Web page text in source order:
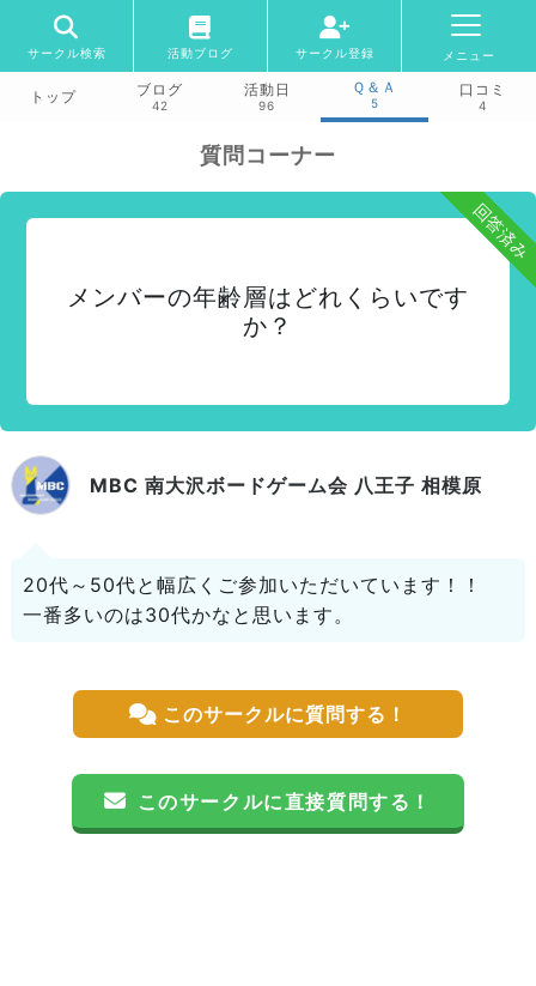
サークル検索 活動ブログ サークル登録 メニュー
トップ ブログ
42
活動日
96
Ｑ＆Ａ
5
口コミ
4
質問コーナー
回答済み
メンバーの年齢層はどれくらいです
か？
MBC 南大沢ボードゲーム会 八王子 相模原
20代～50代と幅広くご参加いただいています！！
一番多いのは30代かなと思います。
このサークルに質問する！
このサークルに直接質問する！